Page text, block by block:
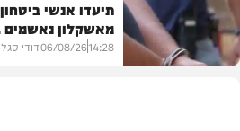
פוליטי
תיעדו אנשי
מאשקלון נאשמים
14:28
06/08/26דודי סגל